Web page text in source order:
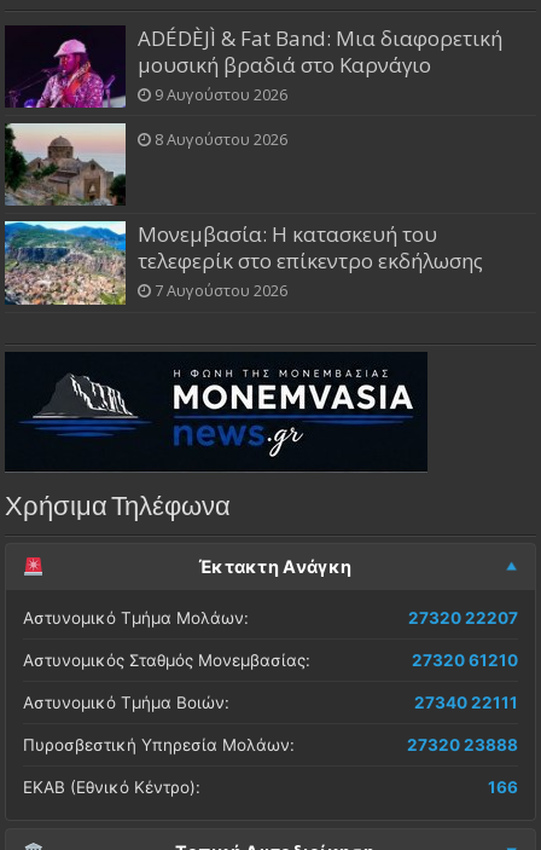
ADÉDÈJÌ & Fat Band: Μια διαφορετική
μουσική βραδιά στο Καρνάγιο
9 Αυγούστου 2026
8 Αυγούστου 2026
Μονεμβασία: Η κατασκευή του
τελεφερίκ στο επίκεντρο εκδήλωσης
7 Αυγούστου 2026
Χρήσιμα Τηλέφωνα
Έκτακτη Ανάγκη
Αστυνομικό Τμήμα Μολάων: 27320 22207
Αστυνομικός Σταθμός Μονεμβασίας: 27320 61210
Αστυνομικό Τμήμα Βοιών: 27340 22111
Πυροσβεστική Υπηρεσία Μολάων: 27320 23888
ΕΚΑΒ (Εθνικό Κέντρο): 166